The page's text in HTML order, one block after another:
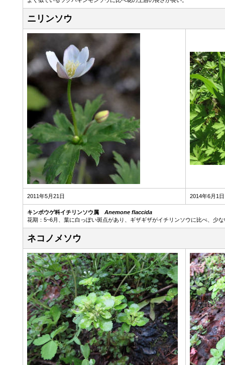
ニリンソウ
2011年5月21日 2014年6月1日
キンポウゲ科イチリンソウ属 Anemone flaccida
花期：5~6月、葉に白っぽい斑点があり、ギザギザがイチリンソウに比べ、少な
ネコノメソウ